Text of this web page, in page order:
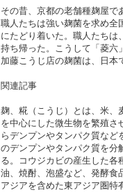
その昔、京都の老舗種麹屋で
職人たちは強い麹菌を求め全
にたどり着いた。職人たちは
持ち帰った。こうして「菱六
加藤こうじ店の麹菌は、日本
関連記事
麹、糀（こうじ）とは、米、
を中心にした微生物を繁殖さ
らデンプンやタンパク質な
のデンプンやタンパク質を分
る。コウジカビの産生した各
油、焼酎、泡盛など、発酵食
アジアを含めた東アジア圏